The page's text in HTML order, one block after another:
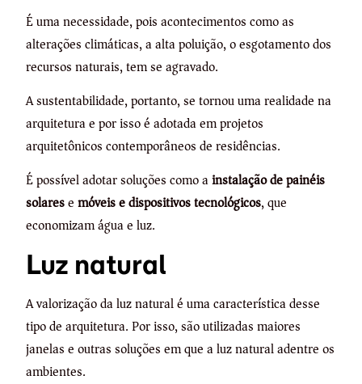
É uma necessidade, pois acontecimentos como as
alterações climáticas, a alta poluição, o esgotamento dos
recursos naturais, tem se agravado.
A sustentabilidade, portanto, se tornou uma realidade na
arquitetura e por isso é adotada em projetos
arquitetônicos contemporâneos de residências.
É possível adotar soluções como ainstalação de painéis
solaresemóveis e dispositivos tecnológicos, que
economizam água e luz.
Luz natural
A valorização da luz natural é uma característica desse
tipo de arquitetura. Por isso, são utilizadas maiores
janelas e outras soluções em que a luz natural adentre os
ambientes.